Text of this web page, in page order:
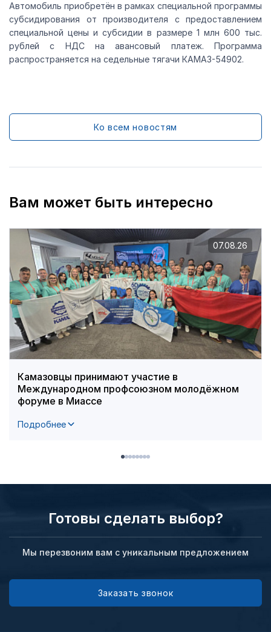
Автомобиль приобретён в рамках специальной программы
субсидирования от производителя с предоставлением
специальной цены и субсидии в размере 1 млн 600 тыс.
рублей с НДС на авансовый платеж. Программа
распространяется на седельные тягачи КАМАЗ-54902.
Ко всем новостям
Вам может быть интересно
Камазовцы принимают участие в
Международном профсоюзном молодёжном
форуме в Миассе
Подробнее
07.08.26
Готовы сделать выбор?
Мы перезвоним вам с уникальным предложением
Заказать звонок